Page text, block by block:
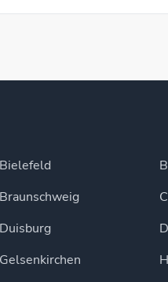
Bielefeld
Braunschweig
Duisburg
Gelsenkirchen